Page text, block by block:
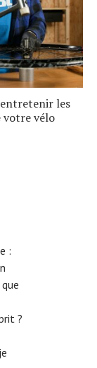
les
votre vélo
:
?
je